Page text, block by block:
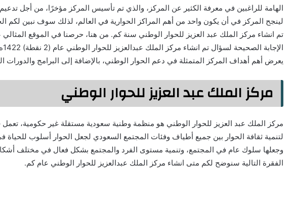
الهامة للراغبين في معرفة الكثير عن المركز، والذي تم تأسيس المركز مؤخرًا، من أجل
لينجح المركز في أن يكون واحد من أهم المراكز الحوارية في العالم، لذلك سوف نبين لكم
تم انشاء مركز الملك عبد العزيز للحوار الوطني سنة كم. من هنا، حرصنا في الموقع المثالي
يعرض أهم أهداف المركز المتمثلة في دعم الحوار الوطني، بالإضافة إلى البرامج والدورات
مركز الملك عبد العزيز للحوار الوطني
مركز الملك عبد العزيز للحوار الوطني هو منظمة وطنية سعودية مستقلة غير حكومية، تعمل
لتنمية ثقافة الحوار بين جميع أطياف وفئات المجتمع السعودي لجعل الحوار أسلوب للحياة
وجعلها سلوك عام في المجتمع، وتنمية مستوى الفرد والمجتمع بشكل فعال في مختلف
الفقرة التالية سنوضح لكم متى انشاء مركز الملك عبدالعزيز للحوار الوطني عام كم.